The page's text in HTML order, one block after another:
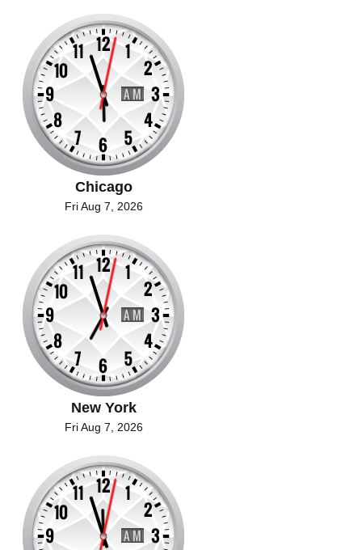
Chicago
Fri Aug 7, 2026
New York
Fri Aug 7, 2026